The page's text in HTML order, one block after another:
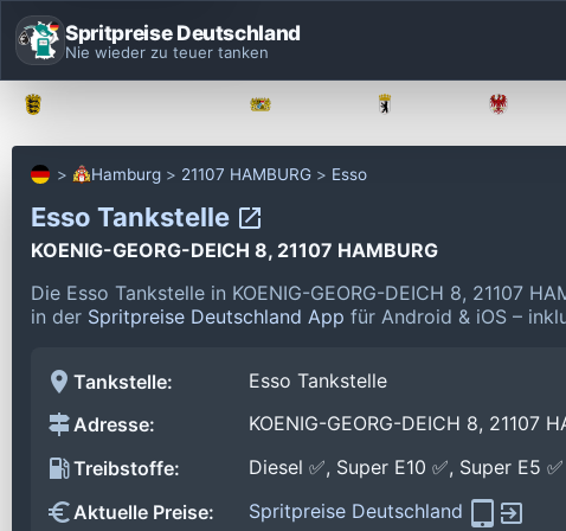
Spritpreise Deutschland
Nie wieder zu teuer tanken
Hamburg 21107 HAMBURG Esso
Esso Tankstelle
KOENIG-GEORG-DEICH 8, 21107 HAMBURG
Die Esso Tankstelle in KOENIG-GEORG-DEICH 8, 21107
in der Spritpreise Deutschland App für Android & iOS –
Tankstelle:
Esso Tankstelle
Adresse:
KOENIG-GEORG-DEICH 8, 21107
Treibstoffe:
Diesel ✅, Super E10 ✅, Super E5 ✅
Aktuelle Preise:
Spritpreise Deutschland